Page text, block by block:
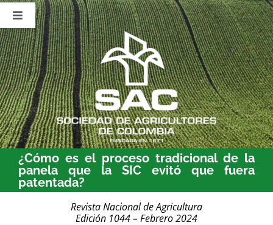
Saltar
contenido
Toggle
Navigation
Nosotros
Publicaciones
Sala de Prensa
Eventos
¿Cómo es el proceso tradicional de la
panela que la SIC evitó que fuera
patentada?
Revista Nacional de Agricultura
Edición 1044 – Febrero 2024